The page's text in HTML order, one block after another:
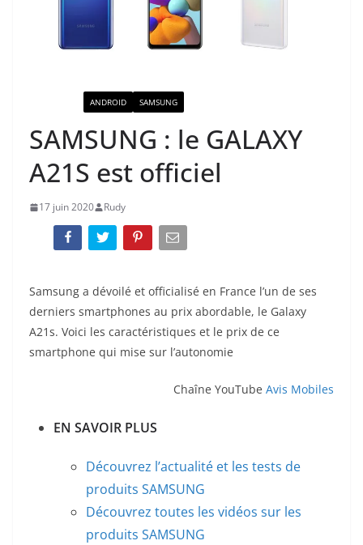
ANDROID SAMSUNG
SAMSUNG : le GALAXY
A21S est officiel
17 juin 2020 Rudy
Samsung a dévoilé et officialisé en France l’un de ses
derniers smartphones au prix abordable, le Galaxy
A21s. Voici les caractéristiques et le prix de ce
smartphone qui mise sur l’autonomie
Chaîne YouTube Avis Mobiles
EN SAVOIR PLUS
Découvrez l’actualité et les tests de
produits SAMSUNG
Découvrez toutes les vidéos sur les
produits SAMSUNG